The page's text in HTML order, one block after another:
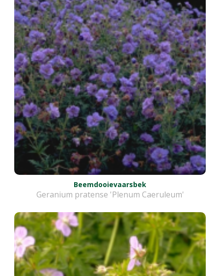
Beemdooievaarsbek
Geranium pratense 'Plenum Caeruleum'